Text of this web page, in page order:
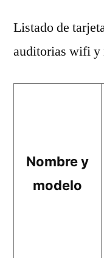
Listado de
auditorias wifi y
Nombre y
modelo